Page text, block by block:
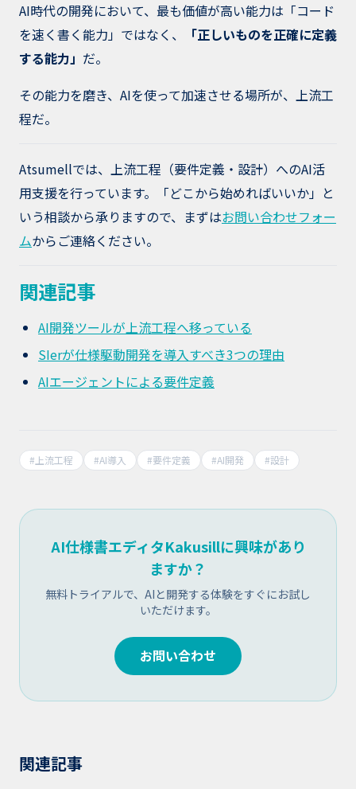
AI時代の開発において、最も価値が高い能力は「コード
を速く書く能力」ではなく、
「正しいものを正確に定義
する能力」 だ。
その能力を磨き、AIを使って加速させる場所が、上流工
程だ。
Atsumellでは、上流工程（要件定義・設計）へのAI活
用支援を行っています。「どこから始めればいいか」と
いう相談から承りますので、まずはお問い合わせフォー
ムからご連絡ください。
関連記事
AI開発ツールが上流工程へ移っている
SIerが仕様駆動開発を導入すべき3つの理由
AIエージェントによる要件定義
# 上流工程 #AI導入 #要件定義 #AI開発 #設計
AI仕様書エディタKakusillに興味があり
ますか？
無料トライアルで、AIと開発する体験をすぐにお試し
いただけます。
お問い合わせ
関連記事